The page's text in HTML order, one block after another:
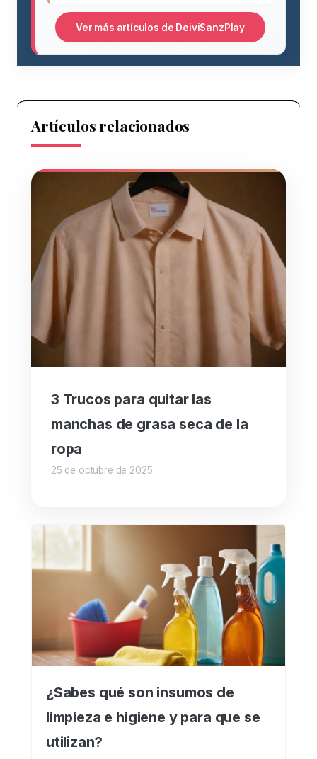
Ver más artículos de DeiviSanzPlay
Artículos relacionados
3 Trucos para quitar las
manchas de grasa seca de la
ropa
25 de octubre de 2025
¿Sabes qué son insumos de
limpieza e higiene y para que se
utilizan?